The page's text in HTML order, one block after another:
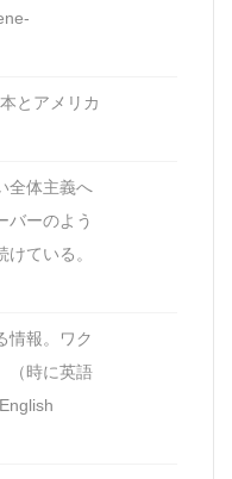
とアメリカ
全体主義へ
バーのよう
ている。
情報。ワク
（時に英語